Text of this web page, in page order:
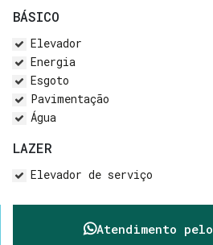
BÁSICO
Elevador
Energia
Esgoto
Pavimentação
Água
LAZER
Elevador de serviço
Atendimento pelo